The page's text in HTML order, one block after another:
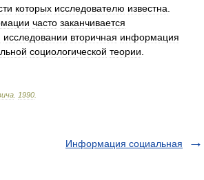
которых исследователю известна
часто заканчивается
исследовании вторичная информация
социологической теории
1990
Информация социальная